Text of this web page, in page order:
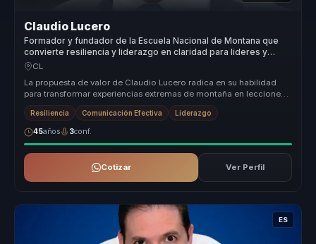
Claudio Lucero
Formador y fundador de la Escuela Nacional de Montana que
convierte resiliencia y liderazgo en claridad para lideres y
equipos.
CL
La propuesta de valor de Claudio Lucero radica en su habilidad
para transformar experiencias extremas de montaña en lecciones
prácticas d...
Resiliencia Comunicación Efectiva Liderazgo
45años 3conf.
Cotizar Ver Perfil
ES